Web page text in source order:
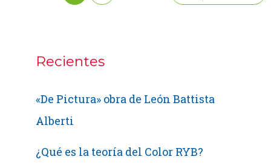
Recientes
«De Pictura» obra de León Battista
Alberti
¿Qué es la teoría del Color RYB?